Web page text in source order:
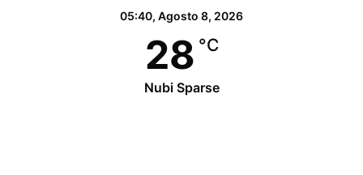
05:40, Agosto 8, 2026
28 °C
Nubi Sparse